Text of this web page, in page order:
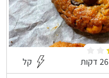
26 דקות קל